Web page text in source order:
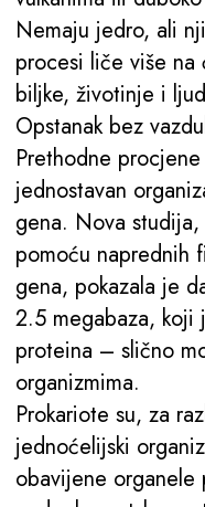
Nemaju jedro, ali
procesi liče više na
biljke, životinje i
Opstanak bez
Prethodne
jednostavan
gena. Nova
pomoću naprednih
gena, pokazala je
2.5 megabaza,
proteina – slično
organizmima.
Prokariote su, za
jednoćelijski
obavijene